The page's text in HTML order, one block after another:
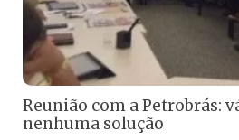
Reunião com a Petrobrás:
nenhuma solução